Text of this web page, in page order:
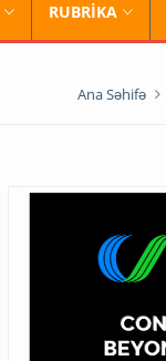
RUBRİKA
Ana Səhifə